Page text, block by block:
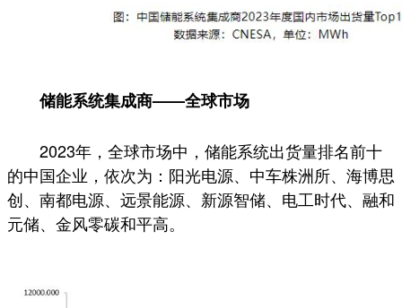
储能系统集成商——全球市场
2023年，全球市场中，储能系统出货量排名前十
的中国企业，依次为：阳光电源、中车株洲所、海博思
创、南都电源、远景能源、新源智储、电工时代、融和
元储、金风零碳和平高。